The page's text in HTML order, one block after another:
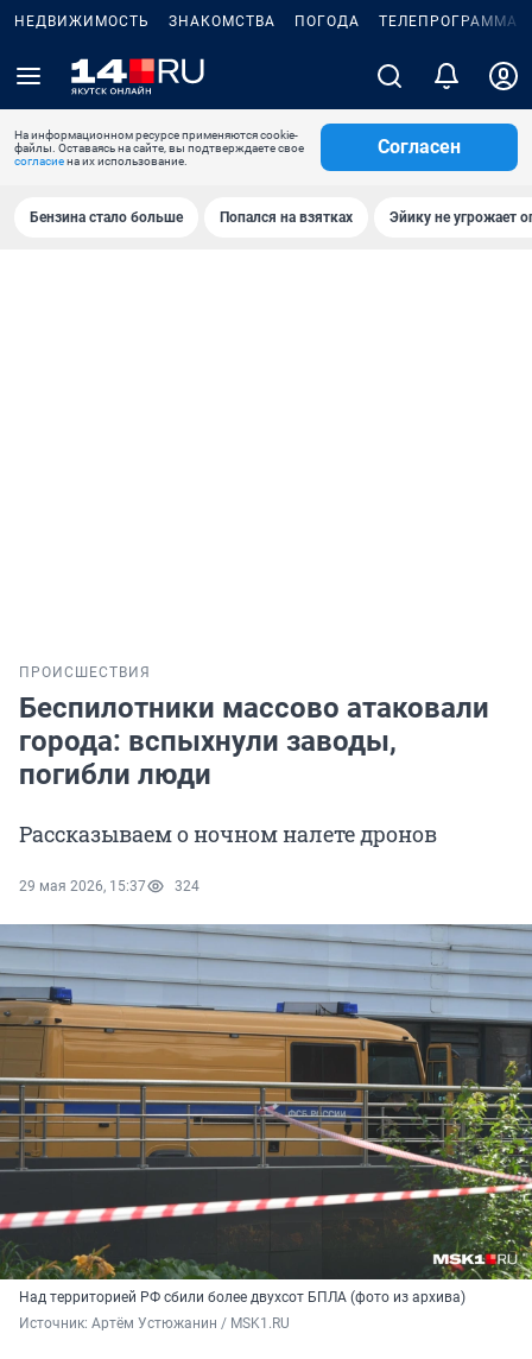
НЕДВИЖИМОСТЬ ЗНАКОМСТВА ПОГОДА ТЕЛЕПРОГРАММА
На информационном ресурсе применяются cookie-
файлы. Оставаясь на сайте, вы подтверждаете свое
согласиена их использование.
Согласен
Бензина стало больше Попался на взятках Эйику не угрожает
ПРОИСШЕСТВИЯ
Беспилотники массово атаковали
города: вспыхнули заводы,
погибли люди
Рассказываем о ночном налете дронов
29 мая 2026, 15:37 324
Над территорией РФ сбили более двухсот БПЛА (фото из архива)
Источник: Артём Устюжанин / MSK1.RU